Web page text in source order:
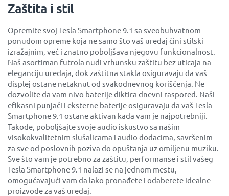
Zaštita i stil
Opremite svoj Tesla Smartphone 9.1 sa sveobuhvatnom
ponudom opreme koja ne samo što vaš uređaj čini stilski
izražajnim, već i znatno poboljšava njegovu funkcionalnost.
Naš asortiman futrola nudi vrhunsku zaštitu bez uticaja na
eleganciju uređaja, dok zaštitna stakla osiguravaju da vaš
displej ostane netaknut od svakodnevnog korišćenja. Ne
dozvolite da vam nivo baterije diktira dnevni raspored. Naši
efikasni punjači i eksterne baterije osiguravaju da vaš Tesla
Smartphone 9.1 ostane aktivan kada vam je najpotrebniji.
Takođe, poboljšajte svoje audio iskustvo sa našim
visokokvalitetnim slušalicama i audio dodacima, savršenim
za sve od poslovnih poziva do opuštanja uz omiljenu muziku.
Sve što vam je potrebno za zaštitu, performanse i stil vašeg
Tesla Smartphone 9.1 nalazi se na jednom mestu,
omogućavajući vam da lako pronađete i odaberete idealne
proizvode za vaš uređaj.